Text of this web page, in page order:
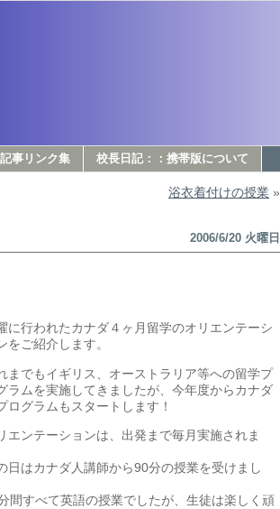
事リンク集 校長日記：：携帯版について
浴衣着付けの授業 »
2006/6/20 火曜日
に行われたカナダ４ヶ月留学のオリエンテーシ
をご紹介します。
までもイギリス、オーストラリア等への留学プ
ラムを実施してきましたが、今年度からカナダ
ログラムもスタートします！
エンテーションは、出発まで毎月実施されま
日はカナダ人講師から90分の授業を受けまし
間すべて英語の授業でしたが、生徒は楽しく頑